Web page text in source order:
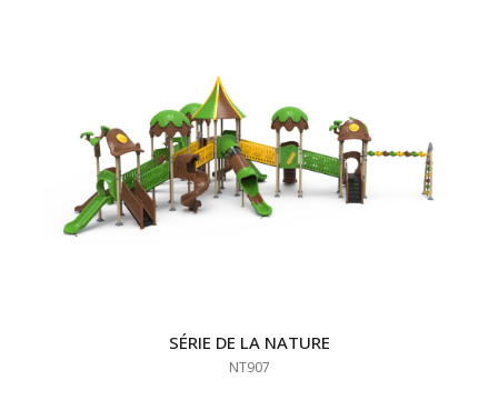
SÉRIE DE LA NATURE
NT907